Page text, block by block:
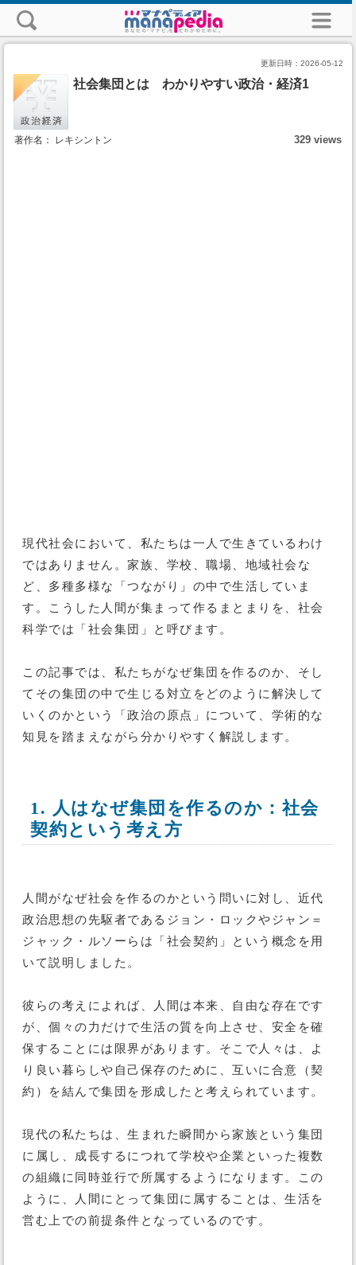
更新日時： 2026-05-12
社会集団とは わかりやすい政治・経済1
著作名： レキシントン 329 views
現代社会において、私たちは一人で生きているわけ
ではありません。家族、学校、職場、地域社会な
ど、多種多様な「つながり」の中で生活していま
す。こうした人間が集まって作るまとまりを、社会
科学では「社会集団」と呼びます。
この記事では、私たちがなぜ集団を作るのか、そし
てその集団の中で生じる対立をどのように解決して
いくのかという「政治の原点」について、学術的な
知見を踏まえながら分かりやすく解説します。
1. 人はなぜ集団を作るのか：社会
契約という考え方
人間がなぜ社会を作るのかという問いに対し、近代
政治思想の先駆者であるジョン・ロックやジャン＝
ジャック・ルソーらは「社会契約」という概念を用
いて説明しました。
彼らの考えによれば、人間は本来、自由な存在です
が、個々の力だけで生活の質を向上させ、安全を確
保することには限界があります。そこで人々は、よ
り良い暮らしや自己保存のために、互いに合意（契
約）を結んで集団を形成したと考えられています。
現代の私たちは、生まれた瞬間から家族という集団
に属し、成長するにつれて学校や企業といった複数
の組織に同時並行で所属するようになります。この
ように、人間にとって集団に属することは、生活を
営む上での前提条件となっているのです。